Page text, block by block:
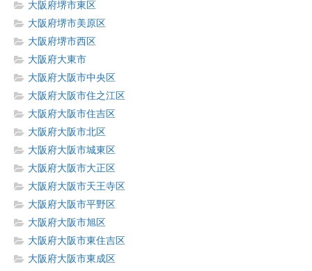
大阪府堺市東区
大阪府堺市美原区
大阪府堺市西区
大阪府大東市
大阪府大阪市中央区
大阪府大阪市住之江区
大阪府大阪市住吉区
大阪府大阪市北区
大阪府大阪市城東区
大阪府大阪市大正区
大阪府大阪市天王寺区
大阪府大阪市平野区
大阪府大阪市旭区
大阪府大阪市東住吉区
大阪府大阪市東成区